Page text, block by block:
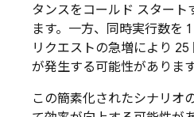
タンスをコールド スタート
ます。一方、同時実行数を
リクエストの急増により
が発生する可能性があります
この簡素化されたシナリオ